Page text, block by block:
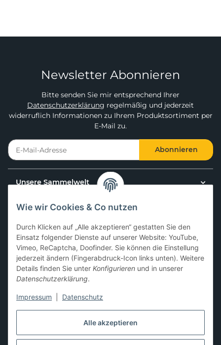
Alle akzeptieren
Wie wir Cookies & Co nutzen
Durch Klicken auf „Alle akzeptieren“ gestatten Sie den
Einsatz folgender Dienste auf unserer Website: YouTube,
Vimeo, ReCaptcha, Doofinder. Sie können die Einstellung
jederzeit ändern (Fingerabdruck-Icon links unten). Weitere
Details finden Sie unter Konfigurieren und in unserer
Datenschutzerklärung.
Impressum Datenschutz
Newsletter Abonnieren
Bitte senden Sie mir entsprechend Ihrer
Datenschutzerklärung regelmäßig und jederzeit
widerruflich Informationen zu Ihrem Produktsortiment per
E-Mail zu.
Abonnieren
Unsere Sammelwelt
Kundenservice
News & Aktionen
Gesetzliche Informationen
Hier kannst du uns folgen: